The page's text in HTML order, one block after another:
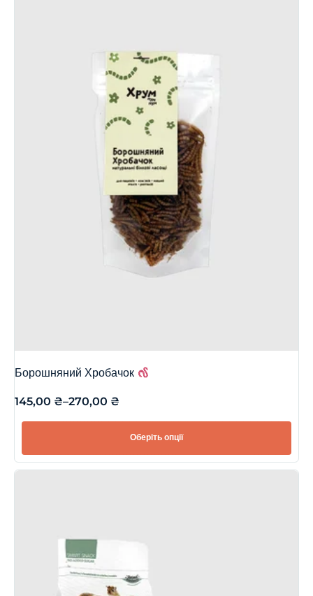
Борошняний Хробачок
145,00 ₴–270,00 ₴
Оберіть опції